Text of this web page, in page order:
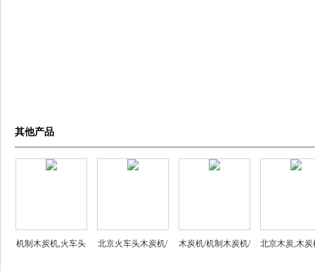
其他产品
机制木炭机,火车头 北京火车头木炭机/ 木炭机/机制木炭机/ 北京木炭,木炭